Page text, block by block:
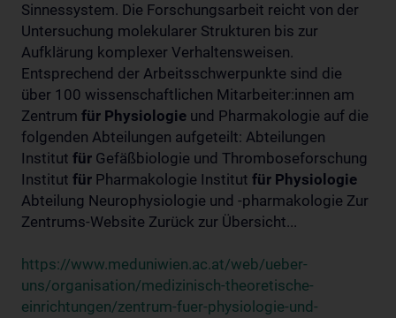
Sinnessystem. Die Forschungsarbeit reicht von der
Untersuchung molekularer Strukturen bis zur
Aufklärung komplexer Verhaltensweisen.
Entsprechend der Arbeitsschwerpunkte sind die
über 100 wissenschaftlichen Mitarbeiter:innen am
Zentrum für Physiologie und Pharmakologie auf die
folgenden Abteilungen aufgeteilt: Abteilungen
Institut für Gefäßbiologie und Thromboseforschung
Institut für Pharmakologie Institut für Physiologie
Abteilung Neurophysiologie und -pharmakologie Zur
Zentrums-Website Zurück zur Übersicht...
https://www.meduniwien.ac.at/web/ueber-
uns/organisation/medizinisch-theoretische-
einrichtungen/zentrum-fuer-physiologie-und-